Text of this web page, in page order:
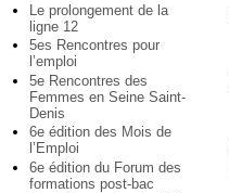
Le prolongement de la
ligne 12
5es Rencontres pour
l’emploi
5e Rencontres des
Femmes en Seine Saint-
Denis
6e édition des Mois de
l’Emploi
6e édition du Forum des
formations post-bac